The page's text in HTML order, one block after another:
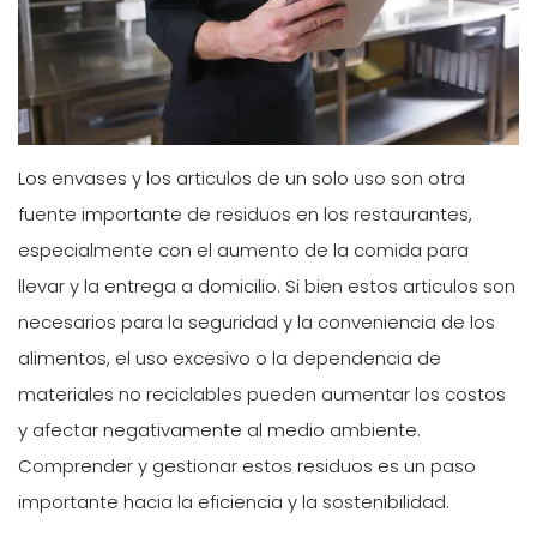
Los envases y los articulos de un solo uso son otra
fuente importante de residuos en los restaurantes,
especialmente con el aumento de la comida para
llevar y la entrega a domicilio. Si bien estos articulos son
necesarios para la seguridad y la conveniencia de los
alimentos, el uso excesivo o la dependencia de
materiales no reciclables pueden aumentar los costos
y afectar negativamente al medio ambiente.
Comprender y gestionar estos residuos es un paso
importante hacia la eficiencia y la sostenibilidad.